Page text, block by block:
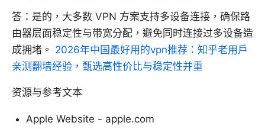
答：是的，大多数 VPN 方案支持多设备连接，确保路
由器层面稳定性与带宽分配，避免同时连接过多设备造
成拥堵。 2026年中国最好用的vpn推荐：知乎老用户
亲测翻墙经验，甄选高性价比与稳定性并重
资源与参考文本
Apple Website - apple.com